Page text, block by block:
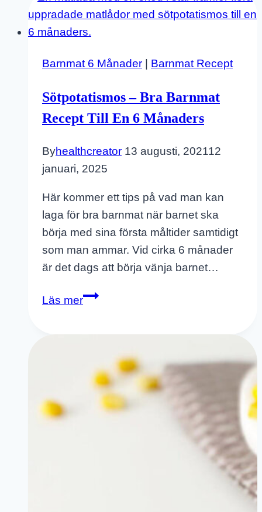
Bra
Recept
Barnmat
4
Månader
Barnmat 6 Månader Barnmat Recept
Sötpotatismos – Bra Barnmat
Recept Till En 6 Månaders
Byhealthcreator 13 augusti, 202112
januari, 2025
Här kommer ett tips på vad man kan
laga för bra barnmat när barnet ska
börja med sina första måltider samtidigt
som man ammar. Vid cirka 6 månader
är det dags att börja vänja barnet…
Läs merSötpotatismos
Recept
Till